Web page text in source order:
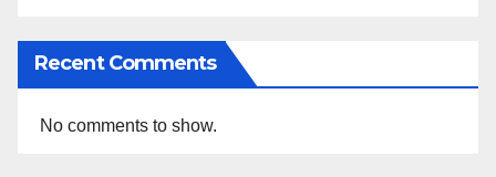
Recent Comments
No comments to show.